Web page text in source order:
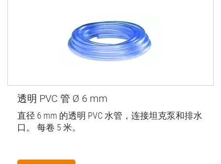
透明 PVC 管 Ø 6 mm
直径 6 mm 的透明 PVC 水管，连接坦克泵和排水
口。 每卷 5 米。